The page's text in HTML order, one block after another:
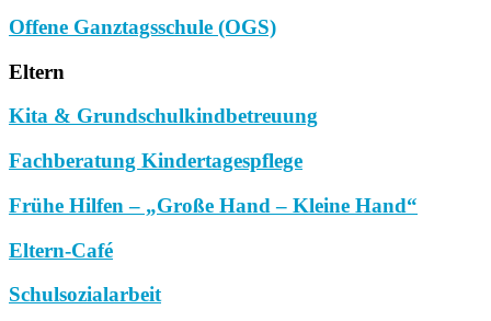
Offene Ganztagsschule (OGS)
Eltern
Kita & Grundschulkindbetreuung
Fachberatung Kindertagespflege
Frühe Hilfen – „Große Hand – Kleine Hand“
Eltern-Café
Schulsozialarbeit